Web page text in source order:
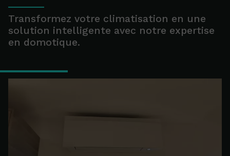
Transformez votre climatisation en une
solution intelligente avec notre expertise
en domotique.